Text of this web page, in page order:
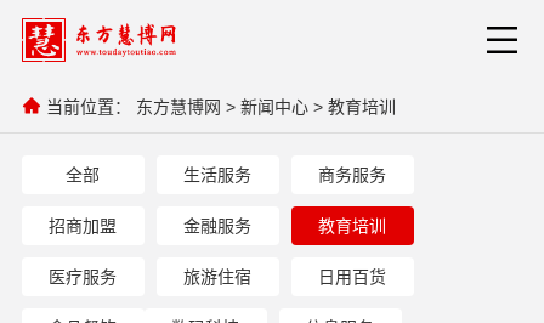
当前位置： 东方慧博网 > 新闻中心 > 教育培训
全部 生活服务 商务服务
招商加盟 金融服务 教育培训
医疗服务 旅游住宿 日用百货